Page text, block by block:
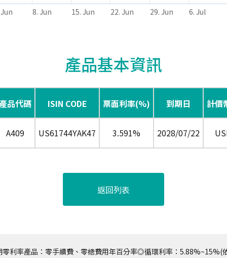
8. Jun 15. Jun 22. Jun 29. Jun 6. Jul
產品基本資訊
產品代碼 ISIN CODE 票面利率(%) 到期日 計價
A409 US61744YAK47 3.591% 2028/07/22
返回列表
利率產品：零手續費、零總費用年百分率◎循環利率：